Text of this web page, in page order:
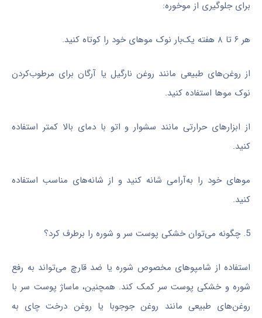
برای جلوگیری از موخوره:
هر ۶ تا ۸ هفته یک‌بار نوک موهای خود را کوتاه کنید.
از روغن‌های طبیعی مانند روغن نارگیل یا آرگان برای مرطوب‌کردن
نوک موها استفاده کنید.
از ابزارهای حرارتی مانند سشوار و اتو با دمای بالا کمتر استفاده
کنید.
موهای خود را به‌آرامی شانه کنید و از شانه‌های مناسب استفاده
کنید.
5. چگونه می‌توان خشکی پوست سر و شوره را برطرف کرد؟
استفاده از شامپوهای مخصوص شوره یا ضد قارچ می‌تواند به رفع
شوره و خشکی پوست سر کمک کند. همچنین، ماساژ پوست سر با
روغن‌های طبیعی مانند روغن جوجوبا یا روغن درخت چای به